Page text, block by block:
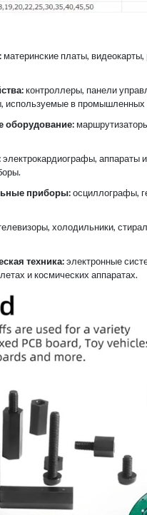
материнские платы,
контроллеры, панели
используемые в промышленных
оборудование:
электрокардиографы, аппараты
приборы:осциллографы,
холодильники,
техника:электронные
и ​​космических аппаратах.